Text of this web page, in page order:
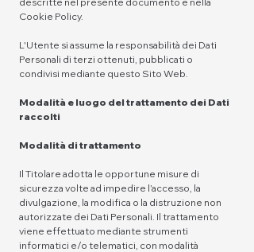
Cookie Policy.
L'Utente si assume la responsabilità dei Dati
Personali di terzi ottenuti, pubblicati o
condivisi mediante questo Sito Web.
Modalità e luogo del trattamento dei Dati
raccolti
Modalità di trattamento
Il Titolare adotta le opportune misure di
sicurezza volte ad impedire l’accesso, la
divulgazione, la modifica o la distruzione non
autorizzate dei Dati Personali. Il trattamento
viene effettuato mediante strumenti
informatici e/o telematici, con modalità